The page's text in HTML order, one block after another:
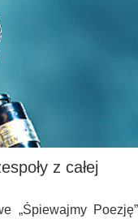
z całej
„Śpiewajmy Poezję”